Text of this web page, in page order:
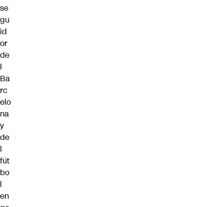
se
gu
id
or
de
l
Ba
rc
elo
na
y
de
l
fút
bo
l
en